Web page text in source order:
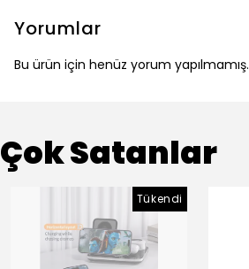
Yorumlar
Bu ürün için henüz yorum yapılmamış.
Çok Satanlar
Tükendi